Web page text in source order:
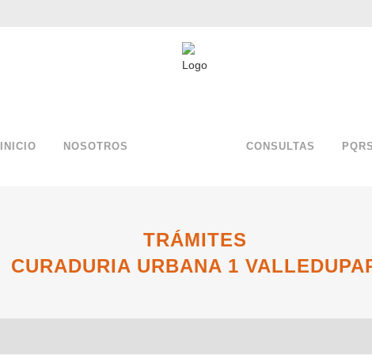
INICIO NOSOTROS CONSULTAS PQRS
TRÁMITES
CURADURIA URBANA 1